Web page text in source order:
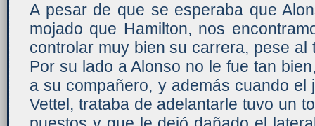
A pesar de que se esperaba que
mojado que Hamilton, nos
controlar muy bien su carrera, pese al
Por su lado a Alonso no le fue tan
a su compañero, y además cuando el
Vettel, trataba de adelantarle tuvo un